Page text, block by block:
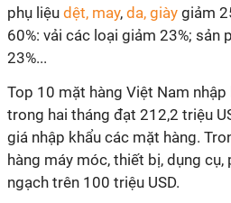
phụ liệu dệt, may, da, giày giảm
60%: vải các loại giảm 23%; sản
23%...
Top 10 mặt hàng Việt Nam
trong hai tháng đạt 212,2 triệu
giá nhập khẩu các mặt hàng.
hàng máy móc, thiết bị, dụng
ngạch trên 100 triệu USD.